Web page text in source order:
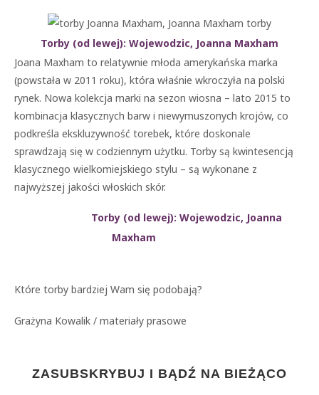
Torby (od lewej): Wojewodzic, Joanna Maxham
Joana Maxham to relatywnie młoda amerykańska marka
(powstała w 2011 roku), która właśnie wkroczyła na polski
rynek. Nowa kolekcja marki na sezon wiosna – lato 2015 to
kombinacja klasycznych barw i niewymuszonych krojów, co
podkreśla ekskluzywność torebek, które doskonale
sprawdzają się w codziennym użytku. Torby są kwintesencją
klasycznego wielkomiejskiego stylu – są wykonane z
najwyższej jakości włoskich skór.
Torby (od lewej): Wojewodzic, Joanna
Maxham
Które torby bardziej Wam się podobają?
Grażyna Kowalik / materiały prasowe
ZASUBSKRYBUJ I BĄDŹ NA BIEŻĄCO